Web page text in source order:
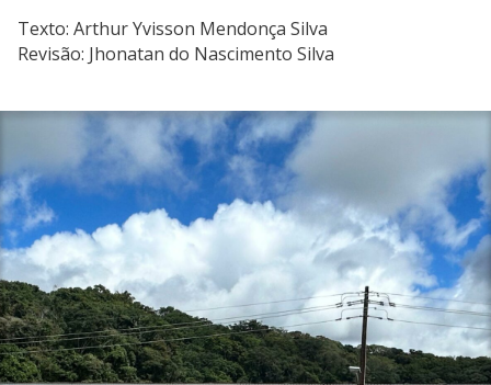
Texto: Arthur Yvisson Mendonça Silva
Revisão: Jhonatan do Nascimento Silva